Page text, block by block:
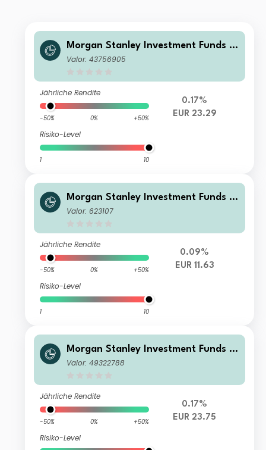
Morgan Stanley Investment Funds -
Euro Bond Fund ZX
Valor: 43756905
Jährliche Rendite
-50% 0% +50%
Risiko-Level
1 10
0.17%
EUR 23.29
Morgan Stanley Investment Funds -
Euro Bond Fund B
Valor: 623107
Jährliche Rendite
-50% 0% +50%
Risiko-Level
1 10
0.09%
EUR 11.63
Morgan Stanley Investment Funds -
Euro Bond Fund N
Valor: 49322788
Jährliche Rendite
-50% 0% +50%
Risiko-Level
0.17%
EUR 23.75